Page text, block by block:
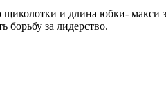
и длина юбки- макси
борьбу за лидерство.